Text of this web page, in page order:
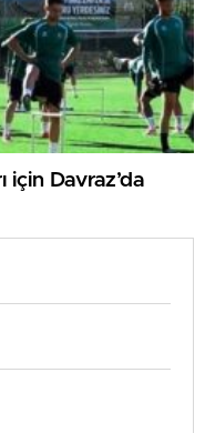
için Davraz’da